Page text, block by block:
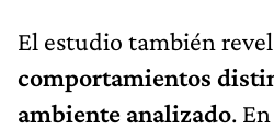
El estudio también
comportamientos
ambiente analizado.